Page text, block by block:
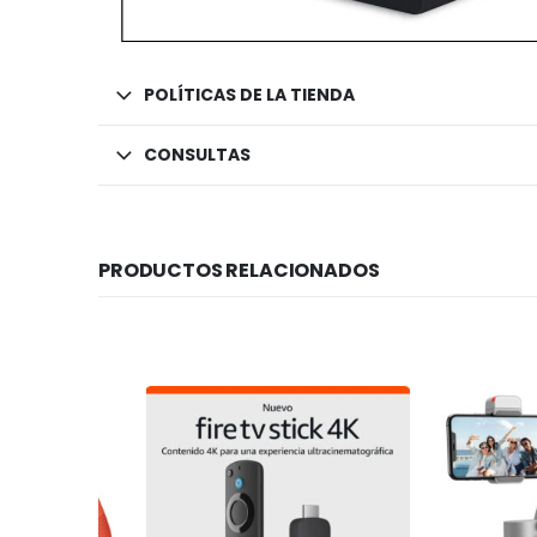
POLÍTICAS DE LA TIENDA
CONSULTAS
PRODUCTOS RELACIONADOS